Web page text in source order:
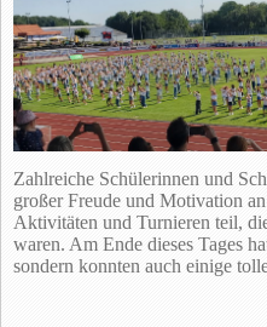
Zahlreiche Schülerinnen und
großer Freude und Motivation
Aktivitäten und Turnieren teil,
waren. Am Ende dieses Tages
sondern konnten auch einige